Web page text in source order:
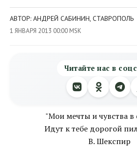
АВТОР: АНДРЕЙ САБИНИН, СТАВРОПОЛЬ
1 ЯНВАРЯ 2013 00:00 MSK
Читайте нас в
"Мои мечты и чувства в
Идут к тебе дорогой
В. Шекспир